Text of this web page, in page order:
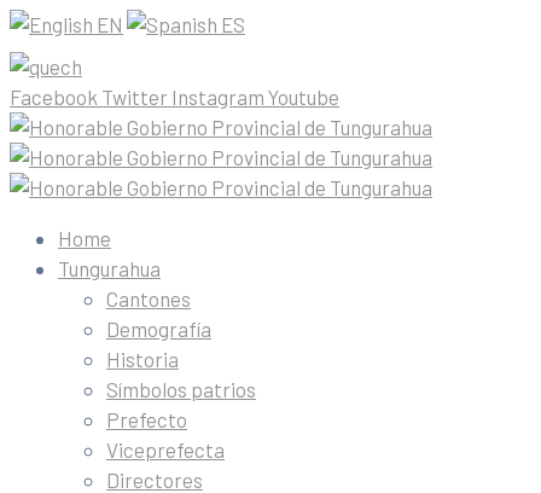
EN ES
Facebook Twitter Instagram Youtube
Home
Tungurahua
Cantones
Demografía
Historia
Símbolos patrios
Prefecto
Viceprefecta
Directores